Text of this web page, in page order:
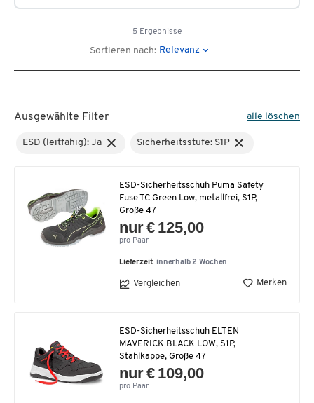
5 Ergebnisse
Sortieren nach: Relevanz
Ausgewählte Filter alle löschen
ESD (leitfähig): Ja Sicherheitsstufe: S1P
ESD-Sicherheitsschuh Puma Safety
Fuse TC Green Low, metallfrei, S1P,
Größe 47
nur € 125,00
pro Paar
Lieferzeit: innerhalb 2 Wochen
Vergleichen Merken
ESD-Sicherheitsschuh ELTEN
MAVERICK BLACK LOW, S1P,
Stahlkappe, Größe 47
nur € 109,00
pro Paar